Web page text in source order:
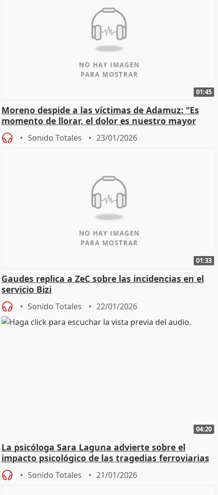
01:45
Moreno despide a las víctimas de Adamuz: "Es
momento de llorar, el dolor es nuestro mayor
homenaje"
Sonido Totales 23/01/2026
01:33
Gaudes replica a ZeC sobre las incidencias en el
servicio Bizi
Sonido Totales 22/01/2026
04:20
La psicóloga Sara Laguna advierte sobre el
impacto psicológico de las tragedias ferroviarias
Sonido Totales 21/01/2026